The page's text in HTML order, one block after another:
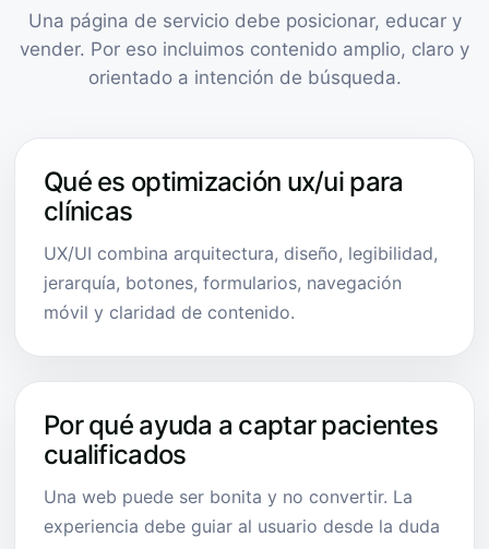
Una página de servicio debe posicionar, educar y
vender. Por eso incluimos contenido amplio, claro y
orientado a intención de búsqueda.
Qué es optimización ux/ui para
clínicas
UX/UI combina arquitectura, diseño, legibilidad,
jerarquía, botones, formularios, navegación
móvil y claridad de contenido.
Por qué ayuda a captar pacientes
cualificados
Una web puede ser bonita y no convertir. La
experiencia debe guiar al usuario desde la duda